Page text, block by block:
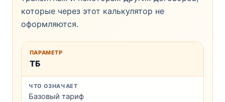
которые через этот калькулятор не
оформляются.
ТБ
Базовый тариф